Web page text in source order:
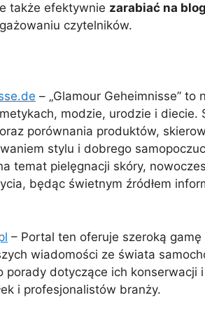
także efektywnie zarabiać na
czytelników.
– „Glamour Geheimnisse”
modzie, urodzie i diecie.
porównania produktów,
stylu i dobrego
temat pielęgnacji skóry,
będąc świetnym źródłem
– Portal ten oferuje szeroką
wiadomości ze świata
porady dotyczące ich konserwacji
i profesjonalistów branży.